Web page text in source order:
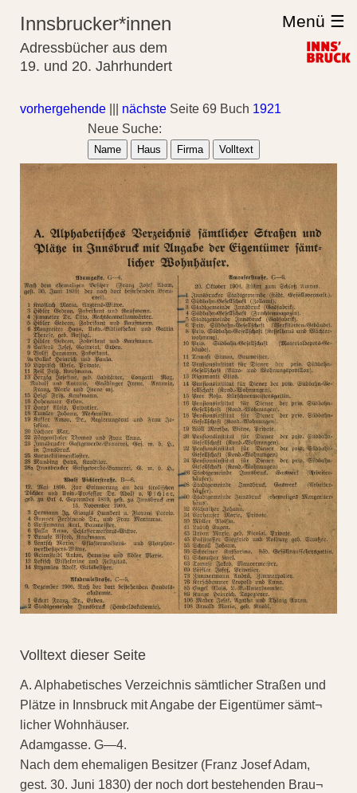
Innsbrucker*innen
Adressbücher aus dem
19. und 20. Jahrhundert
Menü ☰
vorhergehende nächste Seite 69 Buch 1921
Neue Suche:
Name Haus Firma Volltext
Volltext dieser Seite
A. Alphabetisches Verzeichnis sämtlicher Straßen und
Plätze in Innsbruck mit Angabe der Eigentümer sämt¬
licher Wohnhäuser.
Adamgasse. G—4.
Nach dem ehemaligen Besitzer (Franz Josef Adam,
gest. 30. Juni 1830) der noch dort bestehenden Brau¬